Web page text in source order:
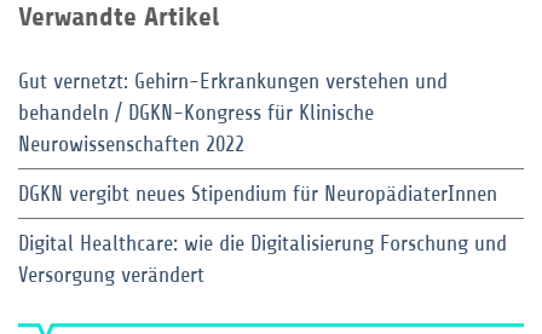
Verwandte Artikel
Gut vernetzt: Gehirn-Erkrankungen verstehen und
behandeln / DGKN-Kongress für Klinische
Neurowissenschaften 2022
DGKN vergibt neues Stipendium für NeuropädiaterInnen
Digital Healthcare: wie die Digitalisierung Forschung und
Versorgung verändert